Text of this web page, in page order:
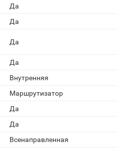
Да
Да
Да
Да
Внутренняя
Маршрутизатор
Да
Да
Всенаправленная